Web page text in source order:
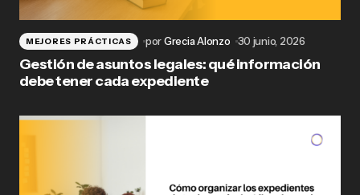
MEJORES PRÁCTICAS porGrecia Alonzo 30 junio, 2026
Gestión de asuntos legales: qué información
debe tener cada expediente